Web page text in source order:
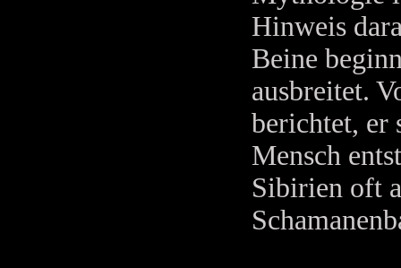
Hinweis
Beine
ausbreitet.
berichtet, er
Mensch
Sibirien oft